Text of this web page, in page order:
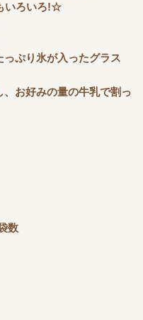
いろいろ!☆
ぷり氷が入ったグラス
お好みの量の牛乳で割っ
数